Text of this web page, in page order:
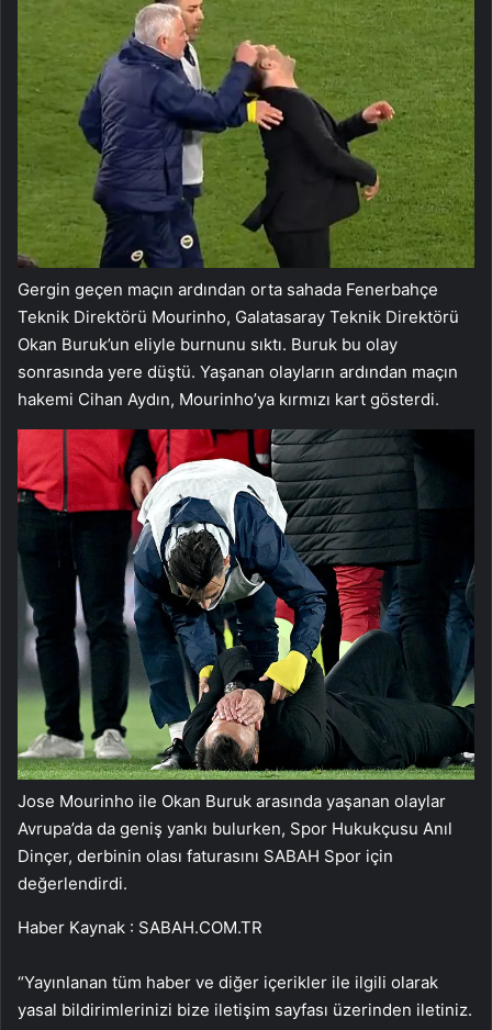
Gergin geçen maçın ardından orta sahada Fenerbahçe
Teknik Direktörü Mourinho, Galatasaray Teknik Direktörü
Okan Buruk’un eliyle burnunu sıktı. Buruk bu olay
sonrasında yere düştü. Yaşanan olayların ardından maçın
hakemi Cihan Aydın, Mourinho’ya kırmızı kart gösterdi.
Jose Mourinho ile Okan Buruk arasında yaşanan olaylar
Avrupa’da da geniş yankı bulurken, Spor Hukukçusu Anıl
Dinçer, derbinin olası faturasını SABAH Spor için
değerlendirdi.
Haber Kaynak : SABAH.COM.TR
“Yayınlanan tüm haber ve diğer içerikler ile ilgili olarak
yasal bildirimlerinizi bize iletişim sayfası üzerinden iletiniz.